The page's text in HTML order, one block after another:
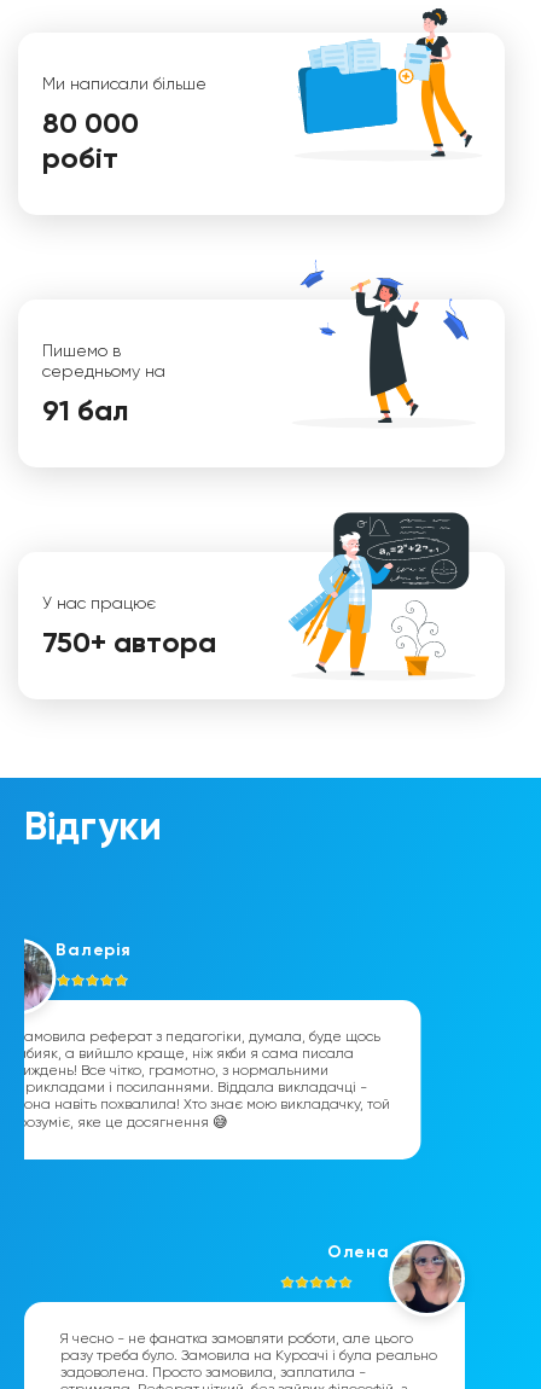
Ми написали більше
80 000
робіт
Пишемо в
середньому на
91 бал
У нас працює
750+ автора
Відгуки
Таня
Валерія
Замовила реферат з педагогіки, думала, буде щось
абияк, а вийшло краще, ніж якби я сама писала
тиждень! Все чітко, грамотно, з нормальними
прикладами і посиланнями. Віддала викладачці -
вона навіть похвалила! Хто знає мою викладачку, той
розуміє, яке це досягнення 😅
Олена
Я чесно - не фанатка замовляти роботи, але цього
разу треба було. Замовила на Курсачі і була реально
задоволена. Просто замовила, заплатила -